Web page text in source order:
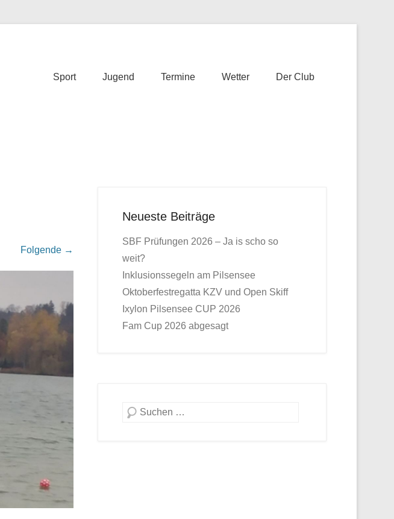
Sport Jugend Termine Wetter Der Club
Folgende →
Neueste Beiträge
SBF Prüfungen 2026 – Ja is scho so
weit?
Inklusionssegeln am Pilsensee
Oktoberfestregatta KZV und Open Skiff
Ixylon Pilsensee CUP 2026
Fam Cup 2026 abgesagt
Suche